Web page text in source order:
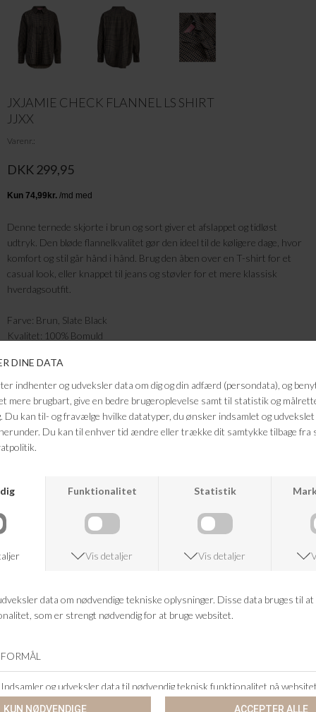
JXJAMIE CHECK FLANNEL LS SHIRT
JJXX
Varenr.
DKK 299,95
Denne ternede skjorte i brun og sort giver et afslappet og tidløst
udtryk. Den bløde flannelkvalitet gør den ideel til de køligere dage, hvor
komfort og stil går hånd i hånd. Brug den åben over en T-shirt for et
casual look, eller knappet til jeans og støvler for et mere klassisk
hverdagsoutfit.
Farve: Brun, Slate Black
Kvalitet: 100% Bomuld
FRAGTFRI LEVERING
14 DAGES RETURRET
KUNDESERVICE